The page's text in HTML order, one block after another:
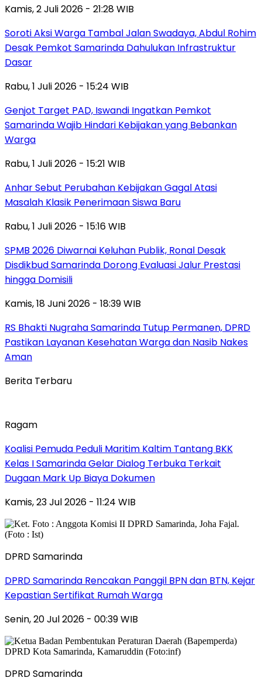
Kamis, 2 Juli 2026 - 21:28 WIB
Soroti Aksi Warga Tambal Jalan Swadaya, Abdul Rohim
Desak Pemkot Samarinda Dahulukan Infrastruktur
Dasar
Rabu, 1 Juli 2026 - 15:24 WIB
Genjot Target PAD, Iswandi Ingatkan Pemkot
Samarinda Wajib Hindari Kebijakan yang Bebankan
Warga
Rabu, 1 Juli 2026 - 15:21 WIB
Anhar Sebut Perubahan Kebijakan Gagal Atasi
Masalah Klasik Penerimaan Siswa Baru
Rabu, 1 Juli 2026 - 15:16 WIB
SPMB 2026 Diwarnai Keluhan Publik, Ronal Desak
Disdikbud Samarinda Dorong Evaluasi Jalur Prestasi
hingga Domisili
Kamis, 18 Juni 2026 - 18:39 WIB
RS Bhakti Nugraha Samarinda Tutup Permanen, DPRD
Pastikan Layanan Kesehatan Warga dan Nasib Nakes
Aman
Berita Terbaru
Ragam
Koalisi Pemuda Peduli Maritim Kaltim Tantang BKK
Kelas I Samarinda Gelar Dialog Terbuka Terkait
Dugaan Mark Up Biaya Dokumen
Kamis, 23 Jul 2026 - 11:24 WIB
DPRD Samarinda
DPRD Samarinda Rencakan Panggil BPN dan BTN, Kejar
Kepastian Sertifikat Rumah Warga
Senin, 20 Jul 2026 - 00:39 WIB
DPRD Samarinda